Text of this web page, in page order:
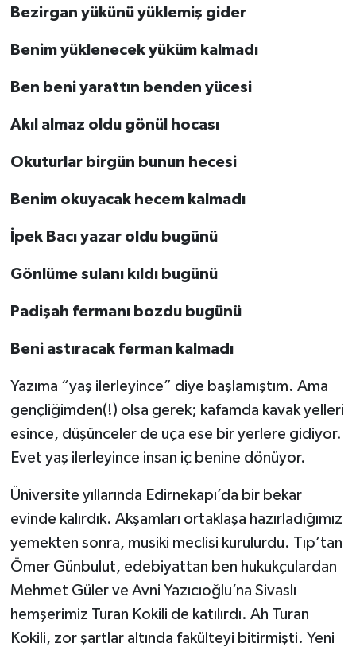
Bezirgan yükünü yüklemiş gider
Benim yüklenecek yüküm kalmadı
Ben beni yarattın benden yücesi
Akıl almaz oldu gönül hocası
Okuturlar birgün bunun hecesi
Benim okuyacak hecem kalmadı
İpek Bacı yazar oldu bugünü
Gönlüme sulanı kıldı bugünü
Padişah fermanı bozdu bugünü
Beni astıracak ferman kalmadı
Yazıma “yaş ilerleyince” diye başlamıştım. Ama
gençliğimden(!) olsa gerek; kafamda kavak yelleri
esince, düşünceler de uça ese bir yerlere gidiyor.
Evet yaş ilerleyince insan iç benine dönüyor.
Üniversite yıllarında Edirnekapı’da bir bekar
evinde kalırdık. Akşamları ortaklaşa hazırladığımız
yemekten sonra, musiki meclisi kurulurdu. Tıp’tan
Ömer Günbulut, edebiyattan ben hukukçulardan
Mehmet Güler ve Avni Yazıcıoğlu’na Sivaslı
hemşerimiz Turan Kokili de katılırdı. Ah Turan
Kokili, zor şartlar altında fakülteyi bitirmişti. Yeni